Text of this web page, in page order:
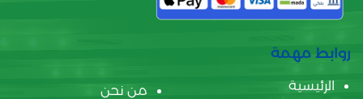
روابط مهمة
الرئيسية
من نحن